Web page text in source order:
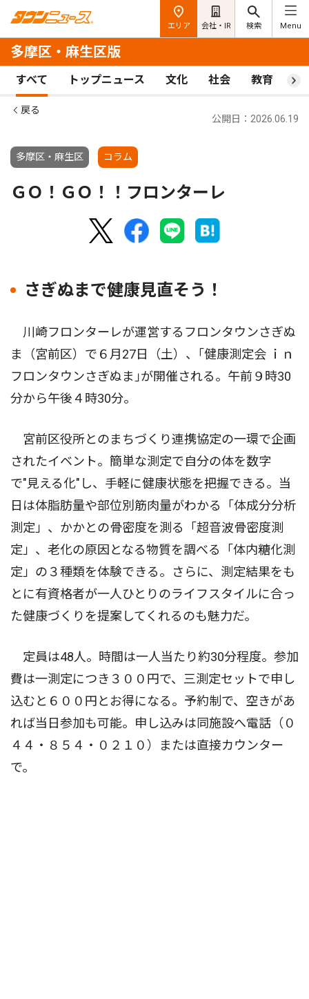
エリア 会社・IR 検索 Menu
多摩区・麻生区版
すべて トップニュース 文化 社会 教育 ス
戻る
多摩区・麻生区 コラム
公開日：2026.06.19
ＧＯ！ＧＯ！！フロンターレ
さぎぬまで健康見直そう！
川崎フロンターレが運営するフロンタウンさぎぬ
ま（宮前区）で６月27日（土）、｢健康測定会 ｉｎ
フロンタウンさぎぬま｣が開催される。午前９時30
分から午後４時30分。
宮前区役所とのまちづくり連携協定の一環で企画
されたイベント。簡単な測定で自分の体を数字
で"見える化"し、手軽に健康状態を把握できる。当
日は体脂肪量や部位別筋肉量がわかる「体成分分析
測定」、かかとの骨密度を測る「超音波骨密度測
定」、老化の原因となる物質を調べる「体内糖化測
定」の３種類を体験できる。さらに、測定結果をも
とに有資格者が一人ひとりのライフスタイルに合っ
た健康づくりを提案してくれるのも魅力だ。
定員は48人。時間は一人当たり約30分程度。参加
費は一測定につき３００円で、三測定セットで申し
込むと６００円とお得になる。予約制で、空きがあ
れば当日参加も可能。申し込みは同施設へ電話（０
４４・８５４・０２１０）または直接カウンター
で。